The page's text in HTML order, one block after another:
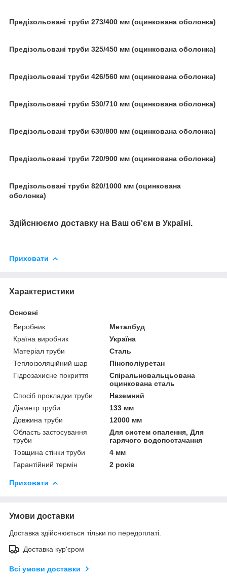
Предізольовані труби 273/400 мм (оцинкована оболонка)
Предізольовані труби 325/450 мм (оцинкована оболонка)
Предізольовані труби 426/560 мм (оцинкована оболонка)
Предізольовані труби 530/710 мм (оцинкована оболонка)
Предізольовані труби 630/800 мм (оцинкована оболонка)
Предізольовані труби 720/900 мм (оцинкована оболонка)
Предізольовані труби 820/1000 мм (оцинкована
оболонка)
Здійснюємо доставку на Ваш об'єм в Україні.
Приховати
Характеристики
Основні
Виробник
Металбуд
Країна виробник
Україна
Матеріал труби
Сталь
Теплоізоляційний шар
Пінополіуретан
Гідрозахисне покриття
Спіральновальцьована
оцинкована сталь
Спосіб прокладки труби
Наземний
Діаметр труби
133 мм
Довжина труби
12000 мм
Область застосування
труби
Для систем опалення, Для
гарячого водопостачання
Товщина стінки труби
4 мм
Гарантійний термін
2 років
Приховати
Умови доставки
Доставка здійснюється тільки по передоплаті.
Доставка кур'єром
Всі умови доставки